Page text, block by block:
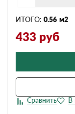
ИТОГО: 0.56 м2
433 руб